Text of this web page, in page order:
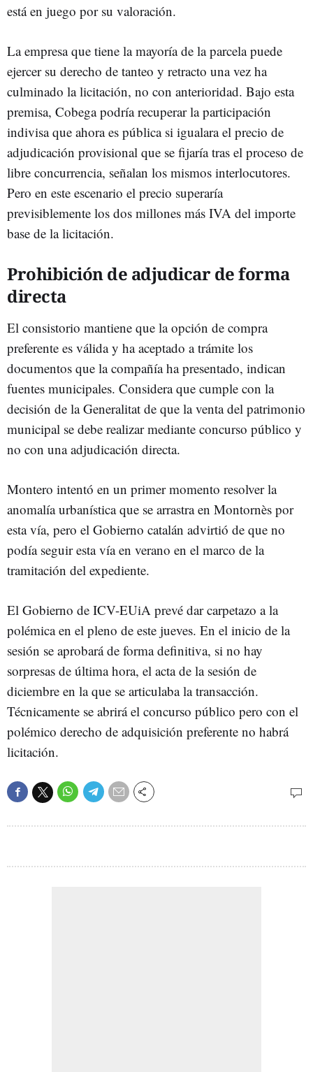
está en juego por su valoración.
La empresa que tiene la mayoría de la parcela puede
ejercer su derecho de tanteo y retracto una vez ha
culminado la licitación, no con anterioridad. Bajo esta
premisa, Cobega podría recuperar la participación
indivisa que ahora es pública si igualara el precio de
adjudicación provisional que se fijaría tras el proceso de
libre concurrencia, señalan los mismos interlocutores.
Pero en este escenario el precio superaría
previsiblemente los dos millones más IVA del importe
base de la licitación.
Prohibición de adjudicar de forma
directa
El consistorio mantiene que la opción de compra
preferente es válida y ha aceptado a trámite los
documentos que la compañía ha presentado, indican
fuentes municipales. Considera que cumple con la
decisión de la Generalitat de que la venta del patrimonio
municipal se debe realizar mediante concurso público y
no con una adjudicación directa.
Montero intentó en un primer momento resolver la
anomalía urbanística que se arrastra en Montornès por
esta vía, pero el Gobierno catalán advirtió de que no
podía seguir esta vía en verano en el marco de la
tramitación del expediente.
El Gobierno de ICV-EUiA prevé dar carpetazo a la
polémica en el pleno de este jueves. En el inicio de la
sesión se aprobará de forma definitiva, si no hay
sorpresas de última hora, el acta de la sesión de
diciembre en la que se articulaba la transacción.
Técnicamente se abrirá el concurso público pero con el
polémico derecho de adquisición preferente no habrá
licitación.